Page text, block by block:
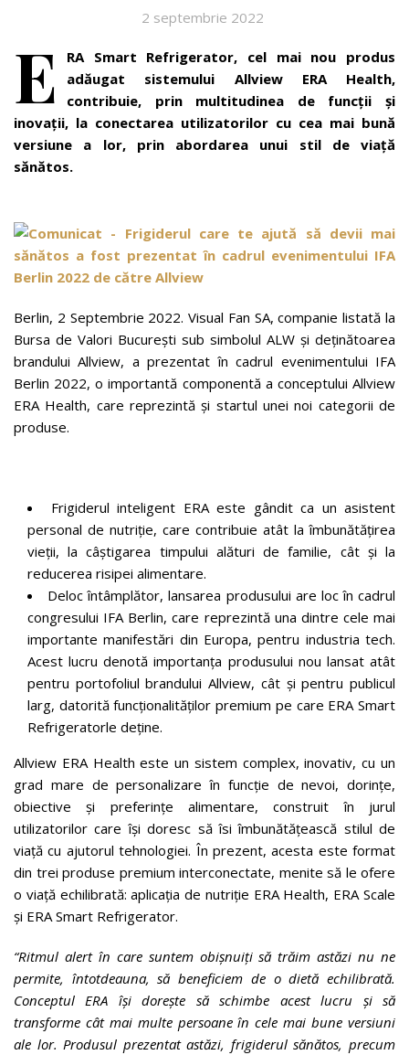
2 septembrie 2022
E
RA Smart Refrigerator, cel mai nou produs
adăugat sistemului Allview ERA Health,
contribuie, prin multitudinea de funcții și
inovații, la conectarea utilizatorilor cu cea mai bună
versiune a lor, prin abordarea unui stil de viață
sănătos.
Berlin, 2 Septembrie 2022. Visual Fan SA, companie listată la
Bursa de Valori București sub simbolul ALW și deținătoarea
brandului Allview, a prezentat în cadrul evenimentului IFA
Berlin 2022, o importantă componentă a conceptului Allview
ERA Health, care reprezintă și startul unei noi categorii de
produse.
Frigiderul inteligent ERA este gândit ca un asistent
personal de nutriție, care contribuie atât la îmbunătățirea
vieții, la câștigarea timpului alături de familie, cât și la
reducerea risipei alimentare.
Deloc întâmplător, lansarea produsului are loc în cadrul
congresului IFA Berlin, care reprezintă una dintre cele mai
importante manifestări din Europa, pentru industria tech.
Acest lucru denotă importanța produsului nou lansat atât
pentru portofoliul brandului Allview, cât și pentru publicul
larg, datorită funcționalităților premium pe care ERA Smart
Refrigeratorle deține.
Allview ERA Health este un sistem complex, inovativ, cu un
grad mare de personalizare în funcție de nevoi, dorințe,
obiective și preferințe alimentare, construit în jurul
utilizatorilor care își doresc să îsi îmbunătățească stilul de
viață cu ajutorul tehnologiei. În prezent, acesta este format
din trei produse premium interconectate, menite să le ofere
o viață echilibrată: aplicația de nutriție ERA Health, ERA Scale
și ERA Smart Refrigerator.
“Ritmul alert în care suntem obișnuiți să trăim astăzi nu ne
permite, întotdeauna, să beneficiem de o dietă echilibrată.
Conceptul ERA își dorește să schimbe acest lucru și să
transforme cât mai multe persoane în cele mai bune versiuni
ale lor. Produsul prezentat astăzi, frigiderul sănătos, precum